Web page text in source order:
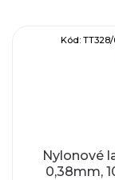
Nylonové
0,38mm,
Kód: TT328/